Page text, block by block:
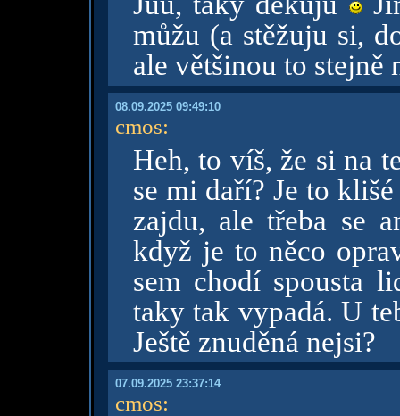
můžu (a stěžuju si,
ale většinou to stejně
08.09.2025 09:49:10
cmos:
Heh, to víš, že si na
se mi daří? Je to
zajdu, ale třeba se
když je to něco
sem chodí spousta
taky tak vypadá. U
Ještě znuděná nejsi?
07.09.2025 23:37:14
cmos: